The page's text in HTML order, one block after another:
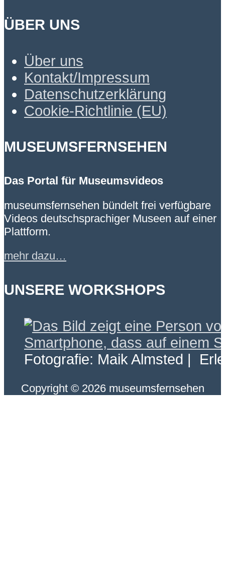
ÜBER UNS
Über uns
Kontakt/Impressum
Datenschutzerklärung
Cookie-Richtlinie (EU)
MUSEUMSFERNSEHEN
Das Portal für Museumsvideos
museumsfernsehen bündelt frei verfügbare
Videos deutschsprachiger Museen auf einer
Plattform.
mehr dazu…
UNSERE WORKSHOPS
Fotografie: Maik Almsted |
Copyright © 2026 museumsfernsehen